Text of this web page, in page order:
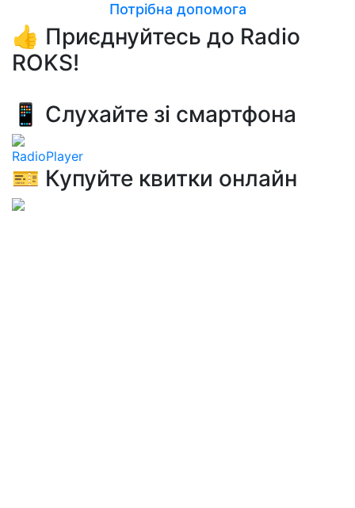
Потрібна допомога
👍 Приєднуйтесь до Radio
ROKS!
📱 Слухайте зі смартфона
RadioPlayer
🎫 Купуйте квитки онлайн